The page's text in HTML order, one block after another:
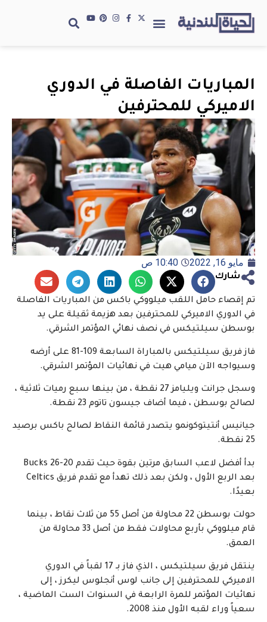
المباريات الفاصلة في الدوري
الاميركي للمحترفين
مايو 16, 2022 10:40 ص
شارك
تم إقصاء حامل اللقب ميلووكي باكس من المباريات الفاصلة
في الدوري الاميركي للمحترفين بعد هزيمة ثقيلة على يد
بوسطن سيلتيكس في نصف نهائي المؤتمر الشرقي.
فاز فريق سيلتيكس بالمباراة السابعة 109-81 على أرضه
وسيواجه الآن ميامي هيت في نهائيات المؤتمر الشرقي.
وسجل جرانت ويليامز 27 نقطة ، من بينها سبع رميات ثلاثية ،
لصالح بوسطن ، فيما أضاف جيسون تاتوم 23 نقطة.
جيانيس أنتيتوكونمو يتصدر قائمة النقاط لصالح باكس برصيد
25 نقطة.
بدأ أفضل لاعب السابق مرتين بقوة حيث تقدم Bucks 26-20
بعد الربع الأول ، ولكن بعد ذلك تهدأ مع تقدم فريق Celtics
بعيدًا.
حولت بوسطن 22 محاولة من أصل 55 من ثلاث نقاط ، بينما
قام ميلووكي بأربع محاولات فقط من أصل 33 محاولة من
العمق.
ينتقل فريق سيلتيكس ، الذي فاز بـ 17 لقباً في الدوري
الاميركي للمحترفين إلى جانب لوس أنجلوس ليكرز ، إلى
نهائيات المؤتمر للمرة الرابعة في السنوات الست الماضية ،
سعياً وراء لقبه الأول منذ 2008.